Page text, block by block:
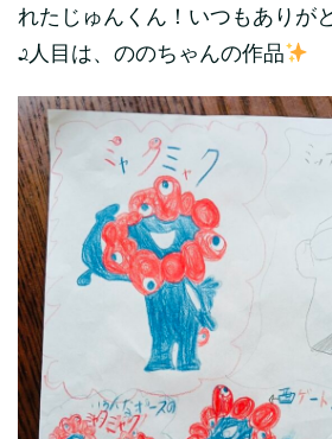
れたじゅんくん！いつもありが
2人目は、ののちゃんの作品